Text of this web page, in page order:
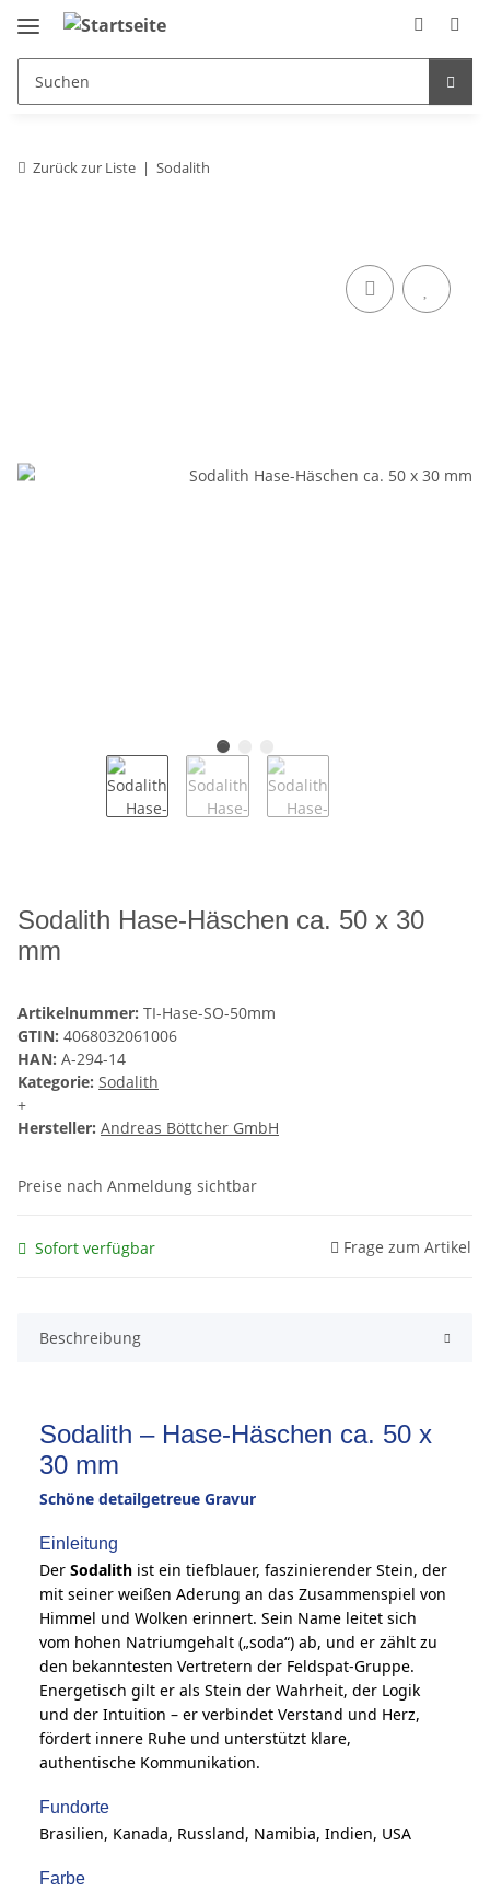
Zurück zur Liste Sodalith
Sodalith Hase-Häschen ca. 50 x 30
mm
Artikelnummer: TI-Hase-SO-50mm
GTIN: 4068032061006
HAN: A-294-14
Kategorie: Sodalith
+
Hersteller: Andreas Böttcher GmbH
Preise nach Anmeldung sichtbar
Sofort verfügbar Frage zum Artikel
Beschreibung
Sodalith – Hase-Häschen ca. 50 x
30 mm
Schöne detailgetreue Gravur
Einleitung
Der Sodalith ist ein tiefblauer, faszinierender Stein, der
mit seiner weißen Aderung an das Zusammenspiel von
Himmel und Wolken erinnert. Sein Name leitet sich
vom hohen Natriumgehalt („soda“) ab, und er zählt zu
den bekanntesten Vertretern der Feldspat-Gruppe.
Energetisch gilt er als Stein der Wahrheit, der Logik
und der Intuition – er verbindet Verstand und Herz,
fördert innere Ruhe und unterstützt klare,
authentische Kommunikation.
Fundorte
Brasilien, Kanada, Russland, Namibia, Indien, USA
Farbe